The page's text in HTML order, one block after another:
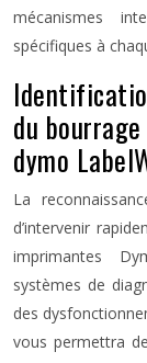
mécanismes
spécifiques à
du
dymo
La
d’intervenir
imprimantes
systèmes de
des
vous permettra